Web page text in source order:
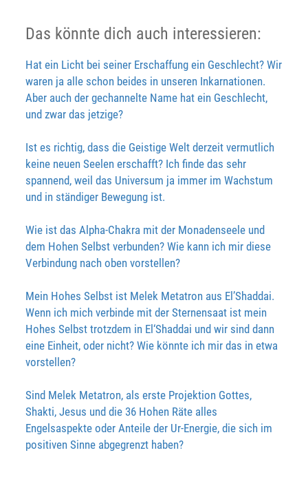
Das könnte dich auch interessieren:
Hat ein Licht bei seiner Erschaffung ein Geschlecht? Wir
waren ja alle schon beides in unseren Inkarnationen.
Aber auch der gechannelte Name hat ein Geschlecht,
und zwar das jetzige?
Ist es richtig, dass die Geistige Welt derzeit vermutlich
keine neuen Seelen erschafft? Ich finde das sehr
spannend, weil das Universum ja immer im Wachstum
und in ständiger Bewegung ist.
Wie ist das Alpha-Chakra mit der Monadenseele und
dem Hohen Selbst verbunden? Wie kann ich mir diese
Verbindung nach oben vorstellen?
Mein Hohes Selbst ist Melek Metatron aus El’Shaddai.
Wenn ich mich verbinde mit der Sternensaat ist mein
Hohes Selbst trotzdem in El‘Shaddai und wir sind dann
eine Einheit, oder nicht? Wie könnte ich mir das in etwa
vorstellen?
Sind Melek Metatron, als erste Projektion Gottes,
Shakti, Jesus und die 36 Hohen Räte alles
Engelsaspekte oder Anteile der Ur-Energie, die sich im
positiven Sinne abgegrenzt haben?